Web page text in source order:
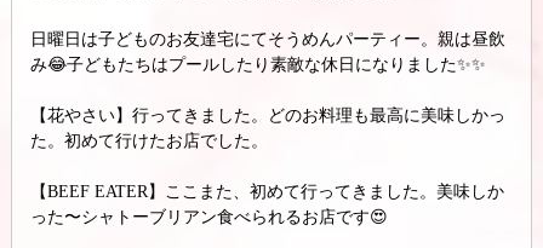
日曜日は子どものお友達宅にてそうめんパーティー。親は昼飲
み😂子どもたちはプールしたり素敵な休日になりました✨✨
【花やさい】行ってきました。どのお料理も最高に美味しかっ
た。初めて行けたお店でした。
【BEEF EATER】ここまた、初めて行ってきました。美味しか
った〜シャトーブリアン食べられるお店です😍